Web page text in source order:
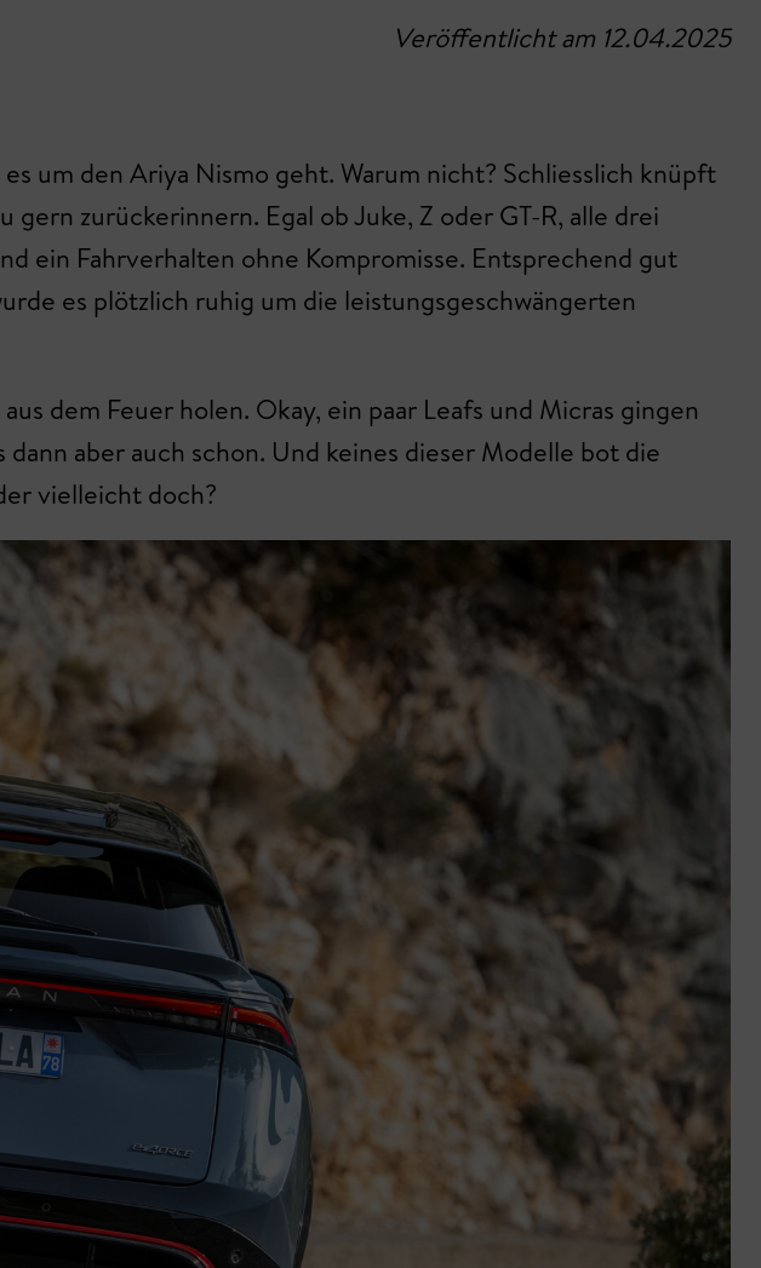
Veröffentlicht am 12.04.2025
um den Ariya Nismo geht. Warum nicht? Schliesslich knüpft
zurückerinnern. Egal ob Juke, Z oder GT-R, alle drei
ein Fahrverhalten ohne Kompromisse. Entsprechend gut
es plötzlich ruhig um die leistungsgeschwängerten
dem Feuer holen. Okay, ein paar Leafs und Micras gingen
aber auch schon. Und keines dieser Modelle bot die
vielleicht doch?